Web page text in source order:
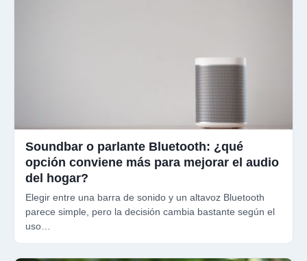
Soundbar o parlante Bluetooth: ¿qué
opción conviene más para mejorar el audio
del hogar?
Elegir entre una barra de sonido y un altavoz Bluetooth
parece simple, pero la decisión cambia bastante según el
uso…